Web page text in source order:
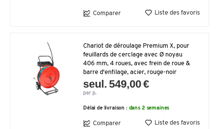
Comparer Liste des favoris
Chariot de déroulage Premium X, pour
feuillards de cerclage avec Ø noyau
406 mm, 4 roues, avec frein de roue &
barre d'enfilage, acier, rouge-noir
seul. 549,00 €
par p.
Délai de livraison : dans 2 semaines
Comparer Liste des favoris